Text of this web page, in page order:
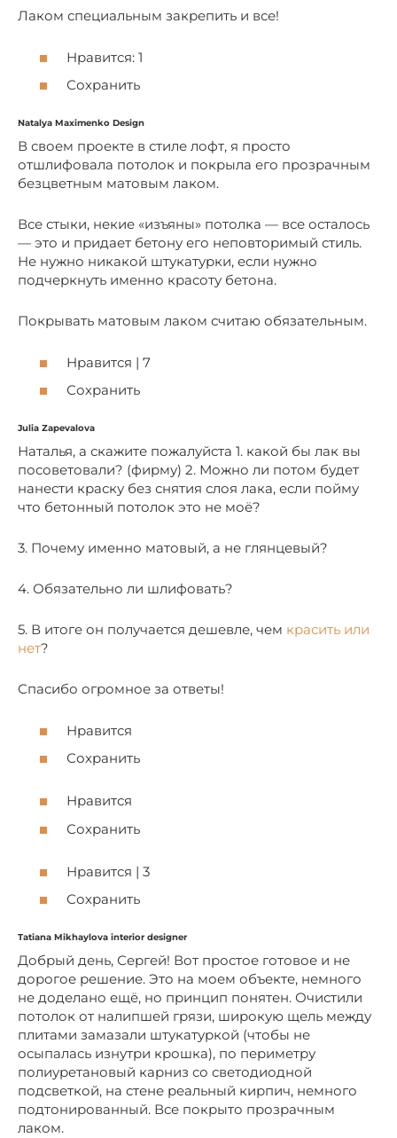
Лаком специальным закрепить и все!
Нравится: 1
Сохранить
Natalya Maximenko Design
В своем проекте в стиле лофт, я просто
отшлифовала потолок и покрыла его прозрачным
безцветным матовым лаком.
Все стыки, некие «изъяны» потолка — все осталось
— это и придает бетону его неповторимый стиль.
Не нужно никакой штукатурки, если нужно
подчеркнуть именно красоту бетона.
Покрывать матовым лаком считаю обязательным.
Нравится | 7
Сохранить
Julia Zapevalova
Наталья, а скажите пожалуйста 1. какой бы лак вы
посоветовали? (фирму) 2. Можно ли потом будет
нанести краску без снятия слоя лака, если пойму
что бетонный потолок это не моё?
3. Почему именно матовый, а не глянцевый?
4. Обязательно ли шлифовать?
5. В итоге он получается дешевле, чем красить или
нет?
Спасибо огромное за ответы!
Нравится
Сохранить
Нравится
Сохранить
Нравится | 3
Сохранить
Tatiana Mikhaylova interior designer
Добрый день, Сергей! Вот простое готовое и не
дорогое решение. Это на моем объекте, немного
не доделано ещё, но принцип понятен. Очистили
потолок от налипшей грязи, широкую щель между
плитами замазали штукатуркой (чтобы не
осыпалась изнутри крошка), по периметру
полиуретановый карниз со светодиодной
подсветкой, на стене реальный кирпич, немного
подтонированный. Все покрыто прозрачным
лаком.